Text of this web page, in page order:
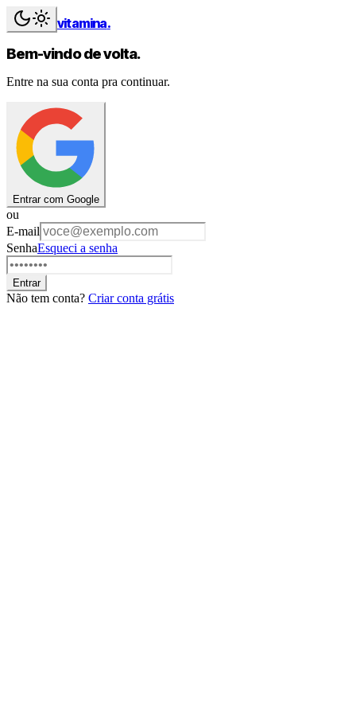
vitamina.
Bem-vindo de volta.
Entre na sua conta pra continuar.
Entrar com Google
ou
E-mail
SenhaEsqueci a senha
Entrar
Não tem conta? Criar conta grátis